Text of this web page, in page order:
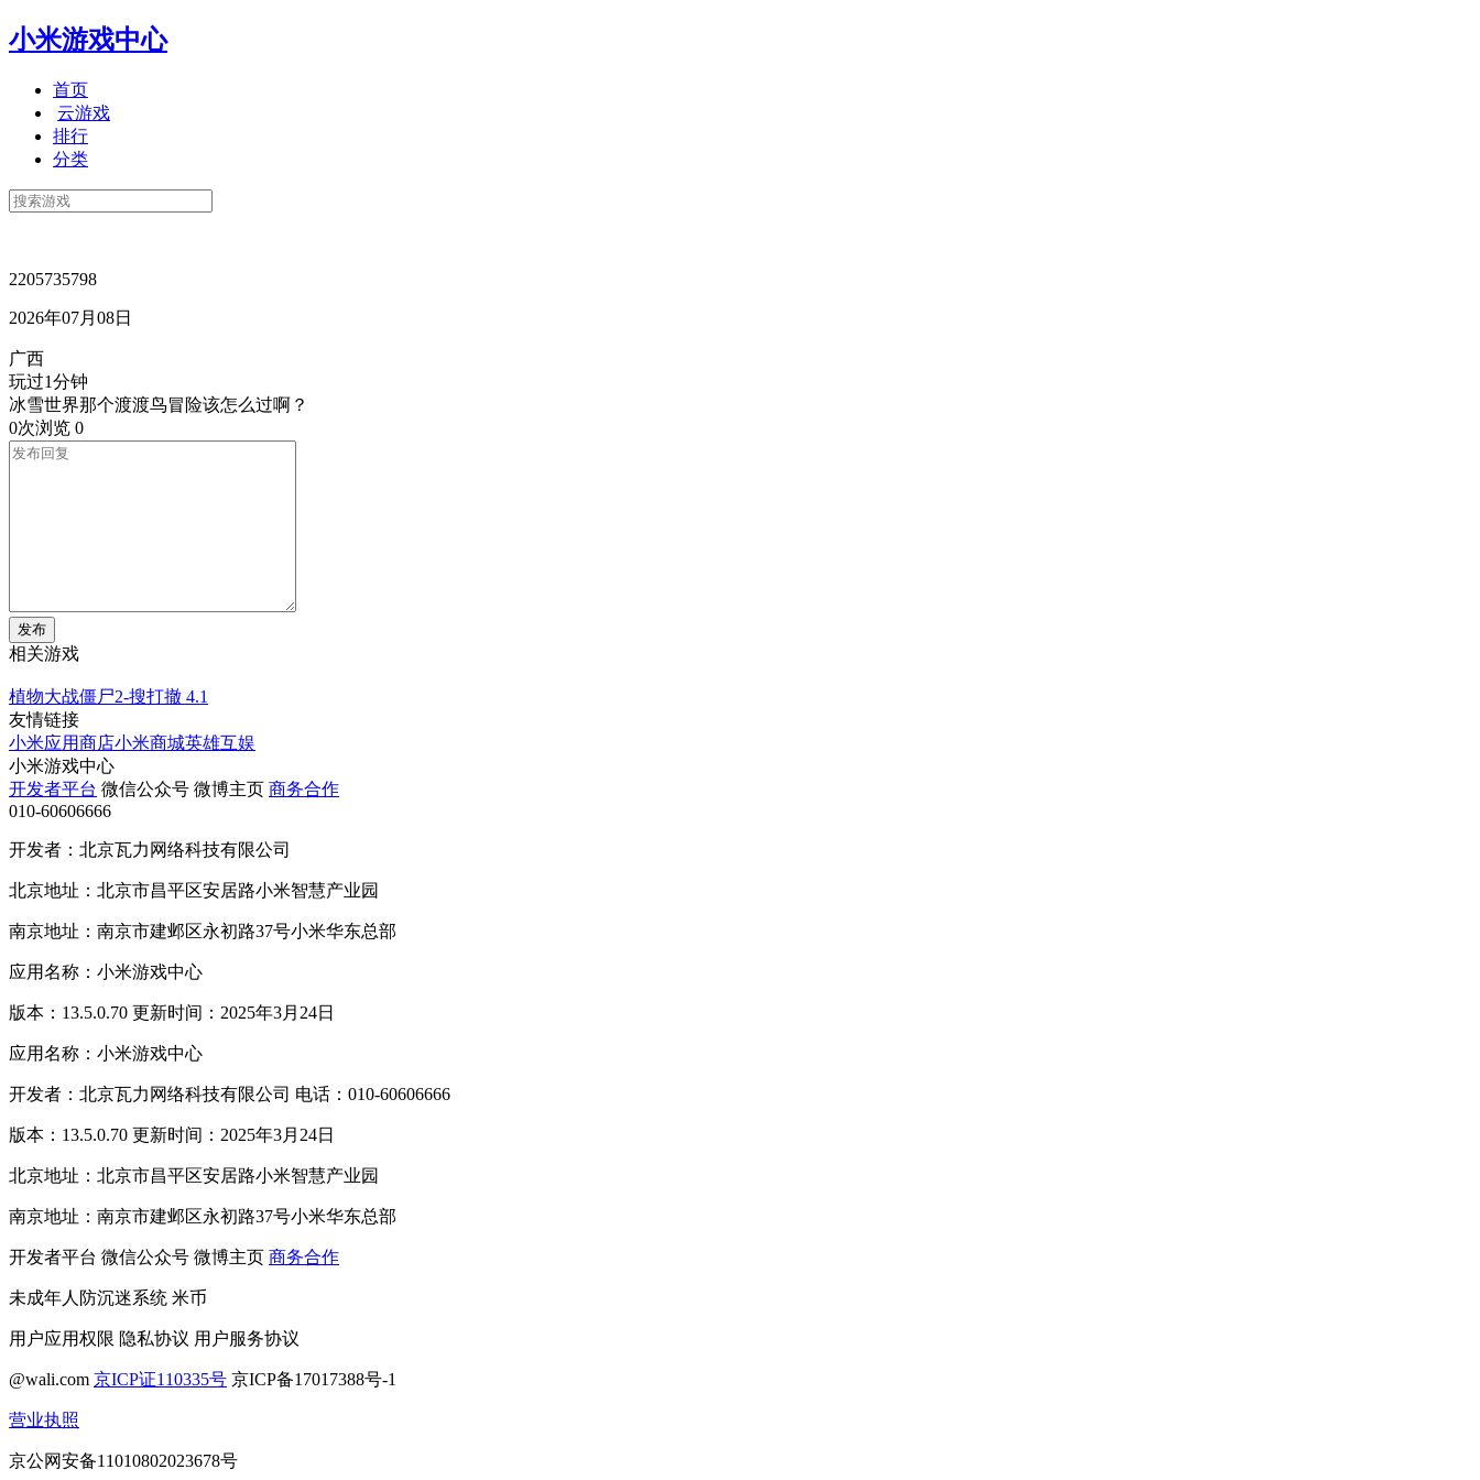
小米游戏中心
首页
云游戏
排行
分类
2205735798
2026年07月08日
广西
玩过1分钟
冰雪世界那个渡渡鸟冒险该怎么过啊？
0次浏览 0
发布
相关游戏
植物大战僵尸2-搜打撤 4.1
友情链接
小米应用商店小米商城英雄互娱
小米游戏中心
开发者平台 微信公众号 微博主页 商务合作
010-60606666
开发者：北京瓦力网络科技有限公司
北京地址：北京市昌平区安居路小米智慧产业园
南京地址：南京市建邺区永初路37号小米华东总部
应用名称：小米游戏中心
版本：13.5.0.70 更新时间：2025年3月24日
应用名称：小米游戏中心
开发者：北京瓦力网络科技有限公司 电话：010-60606666
版本：13.5.0.70 更新时间：2025年3月24日
北京地址：北京市昌平区安居路小米智慧产业园
南京地址：南京市建邺区永初路37号小米华东总部
开发者平台 微信公众号 微博主页 商务合作
未成年人防沉迷系统 米币
用户应用权限 隐私协议 用户服务协议
@wali.com 京ICP证110335号 京ICP备17017388号-1
营业执照
京公网安备11010802023678号